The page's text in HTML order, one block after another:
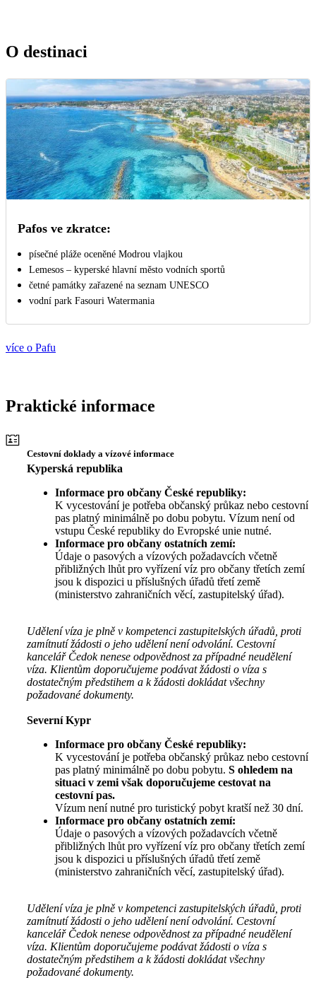
O destinaci
Pafos ve zkratce:
písečné pláže oceněné Modrou vlajkou
Lemesos – kyperské hlavní město vodních sportů
četné památky zařazené na seznam UNESCO
vodní park Fasouri Watermania
více o Pafu
Praktické informace
Cestovní doklady a vízové informace
Kyperská republika
Informace pro občany České republiky:
K vycestování je potřeba občanský průkaz nebo cestovní
pas platný minimálně po dobu pobytu. Vízum není od
vstupu České republiky do Evropské unie nutné.
Informace pro občany ostatních zemí:
Údaje o pasových a vízových požadavcích včetně
přibližných lhůt pro vyřízení víz pro občany třetích zemí
jsou k dispozici u příslušných úřadů třetí země
(ministerstvo zahraničních věcí, zastupitelský úřad).
Udělení víza je plně v kompetenci zastupitelských úřadů, proti
zamítnutí žádosti o jeho udělení není odvolání. Cestovní
kancelář Čedok nenese odpovědnost za případné neudělení
víza. Klientům doporučujeme podávat žádosti o víza s
dostatečným předstihem a k žádosti dokládat všechny
požadované dokumenty.
Severní Kypr
Informace pro občany České republiky:
K vycestování je potřeba občanský průkaz nebo cestovní
pas platný minimálně po dobu pobytu. S ohledem na
situaci v zemi však doporučujeme cestovat na
cestovní pas.
Vízum není nutné pro turistický pobyt kratší než 30 dní.
Informace pro občany ostatních zemí:
Údaje o pasových a vízových požadavcích včetně
přibližných lhůt pro vyřízení víz pro občany třetích zemí
jsou k dispozici u příslušných úřadů třetí země
(ministerstvo zahraničních věcí, zastupitelský úřad).
Udělení víza je plně v kompetenci zastupitelských úřadů, proti
zamítnutí žádosti o jeho udělení není odvolání. Cestovní
kancelář Čedok nenese odpovědnost za případné neudělení
víza. Klientům doporučujeme podávat žádosti o víza s
dostatečným předstihem a k žádosti dokládat všechny
požadované dokumenty.